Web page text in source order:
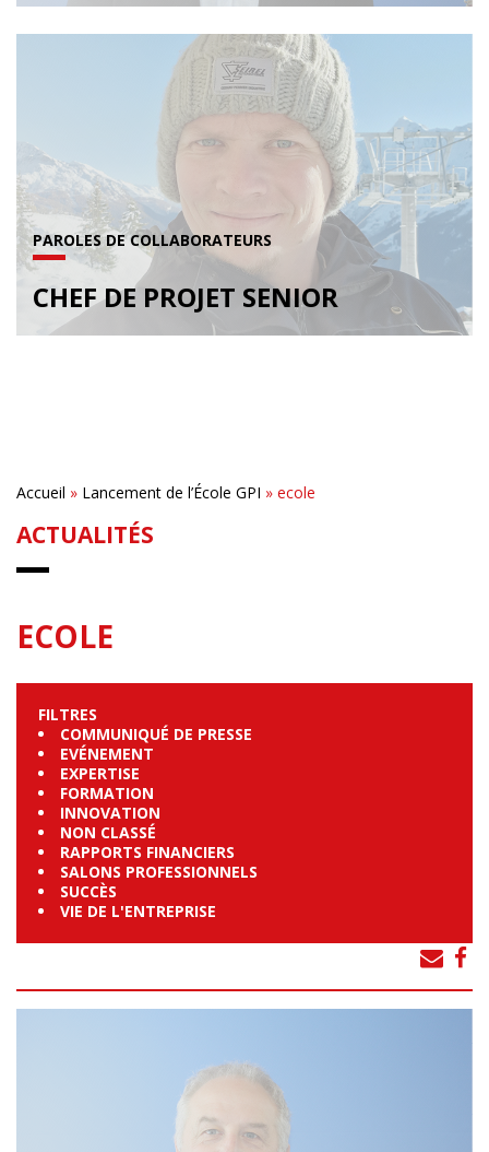
PAROLES DE COLLABORATEURS
CHEF DE PROJET SENIOR
Accueil » Lancement de l’École GPI » ecole
ACTUALITÉS
ECOLE
FILTRES
COMMUNIQUÉ DE PRESSE
EVÉNEMENT
EXPERTISE
FORMATION
INNOVATION
NON CLASSÉ
RAPPORTS FINANCIERS
SALONS PROFESSIONNELS
SUCCÈS
VIE DE L'ENTREPRISE